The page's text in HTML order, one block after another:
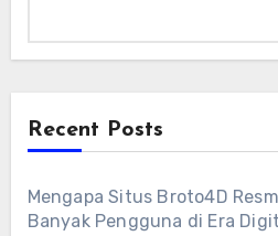
Recent Posts
Mengapa Situs Broto4D
Banyak Pengguna di Era